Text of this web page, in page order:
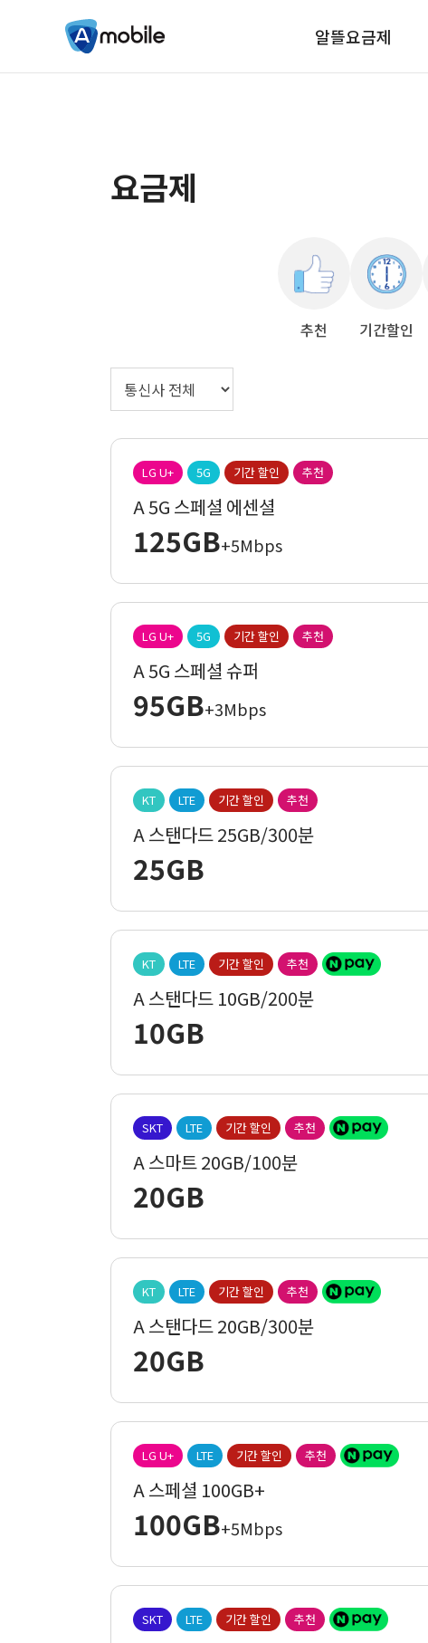
알뜰요금제
요금제
추천 기간할인
LG U+ 5G 기간 할인 추천
A 5G 스페셜 에센셜
125GB+5Mbps
LG U+ 5G 기간 할인 추천
A 5G 스페셜 슈퍼
95GB+3Mbps
KT LTE 기간 할인 추천
A 스탠다드 25GB/300분
25GB
KT LTE 기간 할인 추천
A 스탠다드 10GB/200분
10GB
SKT LTE 기간 할인 추천
A 스마트 20GB/100분
20GB
KT LTE 기간 할인 추천
A 스탠다드 20GB/300분
20GB
LG U+ LTE 기간 할인 추천
A 스페셜 100GB+
100GB+5Mbps
SKT LTE 기간 할인 추천